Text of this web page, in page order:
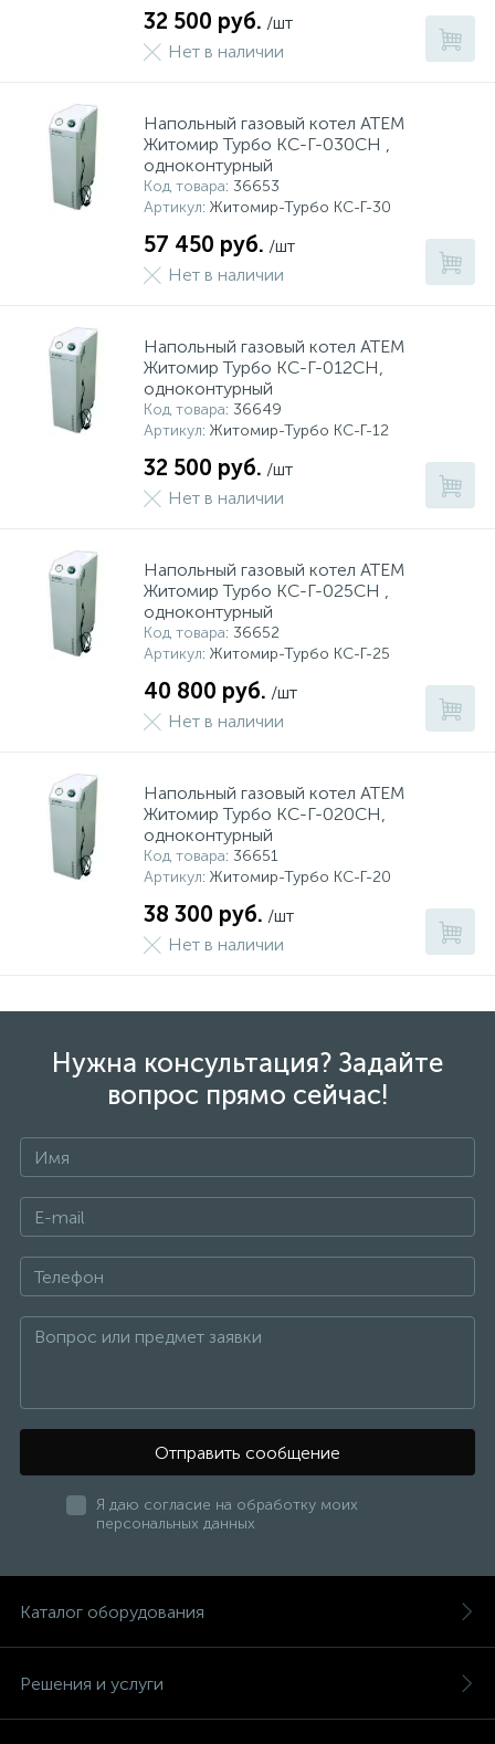
32 500 руб. /шт
Нет в наличии
Напольный газовый котел АТЕМ
Житомир Турбо КС-Г-030СН ,
одноконтурный
Код товара: 36653
Артикул: Житомир-Турбо КС-Г-30
57 450 руб. /шт
Нет в наличии
Напольный газовый котел АТЕМ
Житомир Турбо КС-Г-012СН,
одноконтурный
Код товара: 36649
Артикул: Житомир-Турбо КС-Г-12
32 500 руб. /шт
Нет в наличии
Напольный газовый котел АТЕМ
Житомир Турбо КС-Г-025СН ,
одноконтурный
Код товара: 36652
Артикул: Житомир-Турбо КС-Г-25
40 800 руб. /шт
Нет в наличии
Напольный газовый котел АТЕМ
Житомир Турбо КС-Г-020СН,
одноконтурный
Код товара: 36651
Артикул: Житомир-Турбо КС-Г-20
38 300 руб. /шт
Нет в наличии
Нужна консультация? Задайте
вопрос прямо сейчас!
Отправить сообщение
Я даю согласие на обработку моих
персональных данных
Каталог оборудования
Решения и услуги